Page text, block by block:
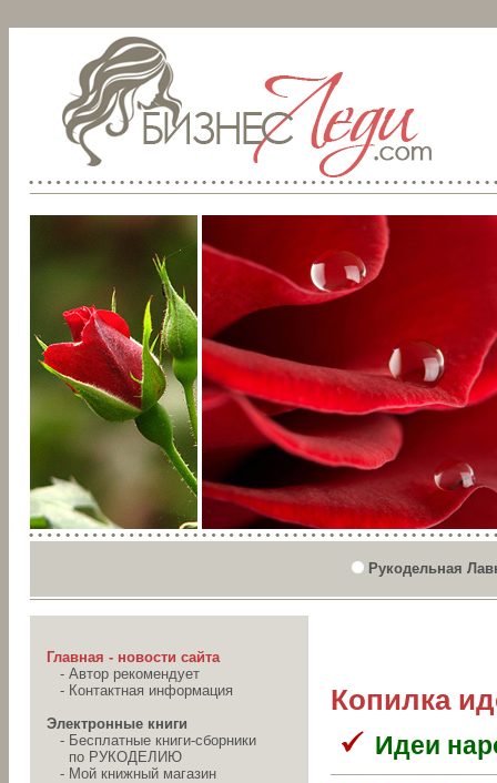
Рукодельная
Главная - новости сайта
- Автор рекомендует
- Контактная информация
Электронные книги
- Бесплатные книги-сборники
по РУКОДЕЛИЮ
- Мой книжный магазин
Копилка
Идеи